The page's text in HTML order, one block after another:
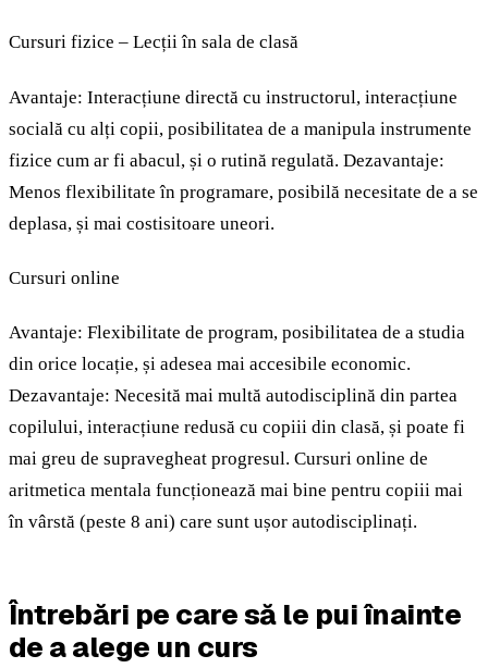
Cursuri fizice – Lecții în sala de clasă
Avantaje: Interacțiune directă cu instructorul, interacțiune
socială cu alți copii, posibilitatea de a manipula instrumente
fizice cum ar fi abacul, și o rutină regulată. Dezavantaje:
Menos flexibilitate în programare, posibilă necesitate de a se
deplasa, și mai costisitoare uneori.
Cursuri online
Avantaje: Flexibilitate de program, posibilitatea de a studia
din orice locație, și adesea mai accesibile economic.
Dezavantaje: Necesită mai multă autodisciplină din partea
copilului, interacțiune redusă cu copiii din clasă, și poate fi
mai greu de supravegheat progresul. Cursuri online de
aritmetica mentala funcționează mai bine pentru copiii mai
în vârstă (peste 8 ani) care sunt ușor autodisciplinați.
Întrebări pe care să le pui înainte
de a alege un curs